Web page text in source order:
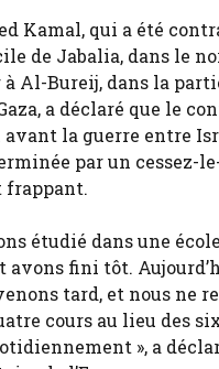
Kamal, qui a été
de Jabalia, dans le
à Al-Bureij, dans la
a déclaré que le
la guerre entre
par un cessez-
frappant.
étudié dans une
avons fini tôt.
tard, et nous ne
cours au lieu des
», a